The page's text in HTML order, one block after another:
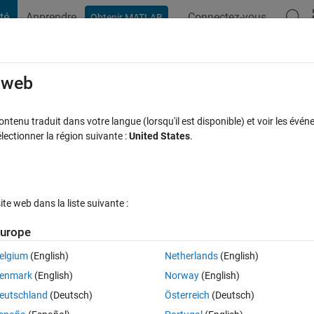
Apprendre Obtenir MATLAB Connectez-vous
for large dataset
Ouvrir dans MATLAB Online
My data is in double format (790127*24) I approximate the total
Is there any way of optimiing the script.
traduit dans votre langue (lorsqu'il est disponible) et voir les
la région suivante :United States.
web dans la liste suivante :
(English)
(English)
(Deutsch)
Netherlands(English)
Norway(English)
Österreich (Deutsch)